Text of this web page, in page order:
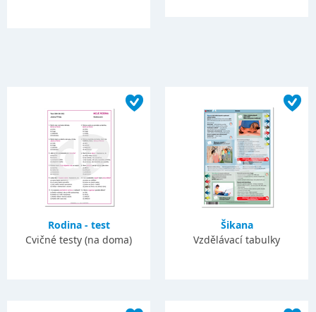
Rodina - test
Cvičné testy (na doma)
Šikana
Vzdělávací tabulky